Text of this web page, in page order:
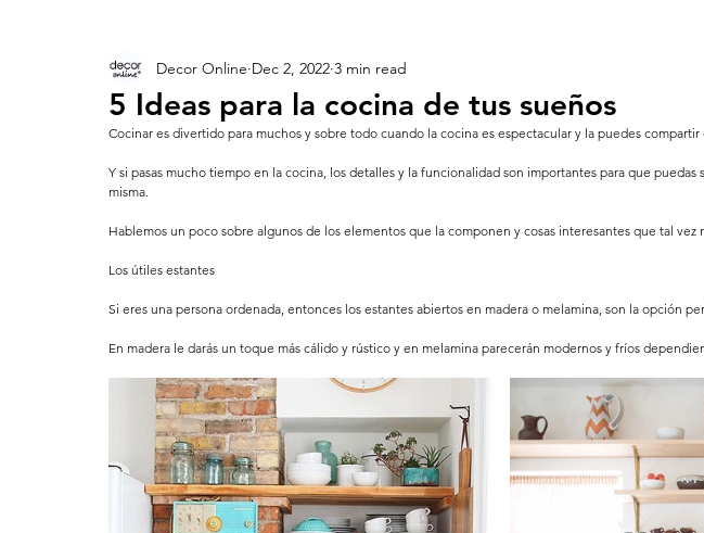
Cine en casa Mobiliario de diseñador
5 Ideas para la cocina de tus sueños
Decor Online Dec 2, 2022 3 min read
Cocinar es divertido para muchos y sobre todo cuando la cocina es espectacular y la puedes
Y si pasas mucho tiempo en la cocina, los detalles y la funcionalidad son importantes para que puedas
misma.
Hablemos un poco sobre algunos de los elementos que la componen y cosas interesantes que tal vez
Los útiles estantes
Si eres una persona ordenada, entonces los estantes abiertos en madera o melamina, son la opción
En madera le darás un toque más cálido y rústico y en melamina parecerán modernos y fríos